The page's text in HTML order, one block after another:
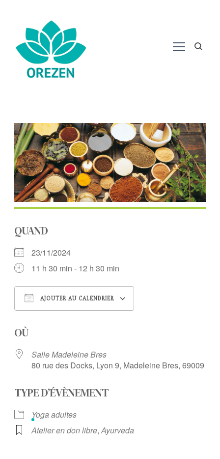
QUAND
23/11/2024
11 h 30 min - 12 h 30 min
AJOUTER AU CALENDRIER
OÙ
Salle Madeleine Bres
80 rue des Docks, Lyon 9, Madeleine Bres, 69009
TYPE D’ÉVÈNEMENT
Yoga adultes
Atelier en don libre,Ayurveda